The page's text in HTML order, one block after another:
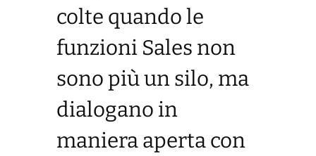
colte quando le
funzioni Sales non
sono più un silo, ma
dialogano in
maniera aperta con